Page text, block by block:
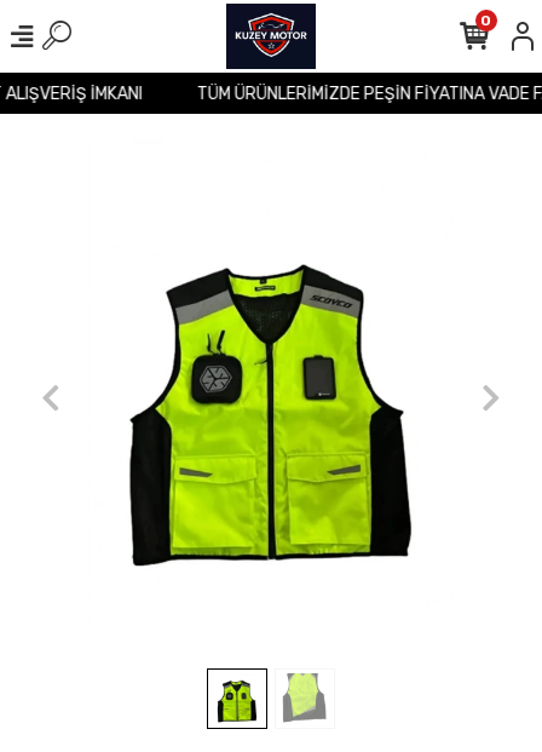
İMKANI TÜM ÜRÜNLERİMİZDE PEŞİN FİYATINA
0